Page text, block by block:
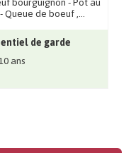
Queue de boeuf ‚...
de garde
ans